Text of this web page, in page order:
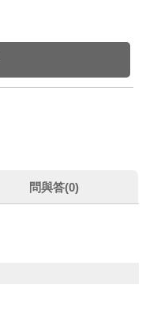
問與答(0)